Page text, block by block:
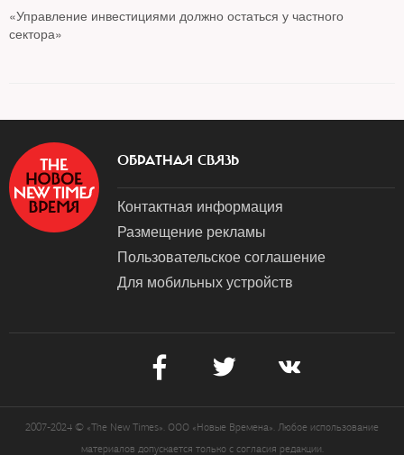
«Управление инвестициями должно остаться у частного
сектора»
ОБРАТНАЯ СВЯЗЬ
Контактная информация
Размещение рекламы
Пользовательское соглашение
Для мобильных устройств
2007-2024 © «The New Times». ООО «Новые Времена». Любое использование
материалов допускается только с согласия редакции.